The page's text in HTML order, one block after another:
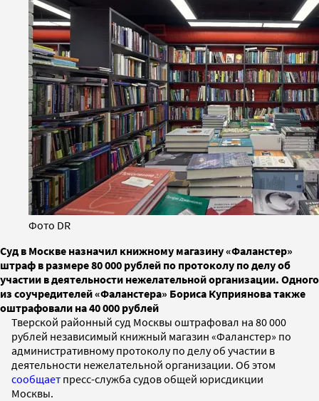
Фото DR
Суд в Москве назначил книжному магазину «Фаланстер»
штраф в размере 80 000 рублей по протоколу по делу об
участии в деятельности нежелательной организации. Одного
из соучредителей «Фаланстера» Бориса Куприянова также
оштрафовали на 40 000 рублей
Тверской районный суд Москвы оштрафовал на 80 000
рублей независимый книжный магазин «Фаланстер» по
административному протоколу по делу об участии в
деятельности нежелательной организации. Об этом
сообщает пресс-служба судов общей юрисдикции
Москвы.